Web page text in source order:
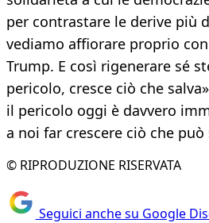
per contrastare le derive più
vediamo affiorare proprio
Trump. E così rigenerare sé
pericolo, cresce ciò che
il pericolo oggi è davvero
a noi far crescere ciò che può
© RIPRODUZIONE RISERVATA
Seguici anche su Google